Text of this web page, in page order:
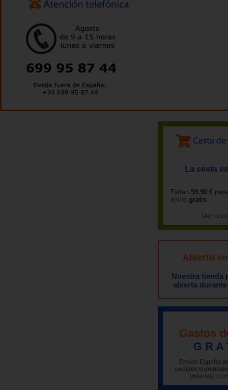
La cesta
Faltan 59,90 €
envío gratis
Ver
Abierto
Nuestra tienda
abierta
Gastos
G R A
Envíos España
pedidos
(más iva)